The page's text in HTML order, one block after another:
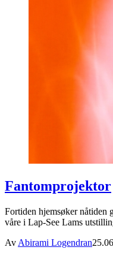
Fantomprojektor
Fortiden hjemsøker nåtiden
våre i Lap-See Lams
Av Abirami Logendran